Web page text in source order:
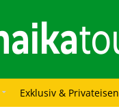
Exklusiv & Privateisen